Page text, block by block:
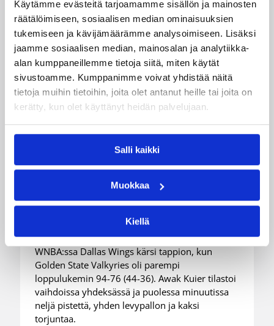
Käytämme evästeitä tarjoamamme sisällön ja mainosten
räätälöimiseen, sosiaalisen median ominaisuuksien
tukemiseen ja kävijämäärämme analysoimiseen. Lisäksi
jaamme sosiaalisen median, mainosalan ja analytiikka-
alan kumppaneillemme tietoja siitä, miten käytät
sivustoamme. Kumppanimme voivat yhdistää näitä
tietoja muihin tietoihin, joita olet antanut heille tai joita on
kerätty, kun olet käyttänyt heidän palvelujaan.
Salli kaikki
Muokkaa
Kiellä
Suomalaiset ulkomailla 08.08.2026 08:54
Wingsille tappio Valkyriesia
vastaan – Kuier neljä pistettä
ja kaksi torjuntaa
WNBA:ssa Dallas Wings kärsi tappion, kun
Golden State Valkyries oli parempi
loppulukemin 94-76 (44-36). Awak Kuier tilastoi
vaihdoissa yhdeksässä ja puolessa minuutissa
neljä pistettä, yhden levypallon ja kaksi
torjuntaa.